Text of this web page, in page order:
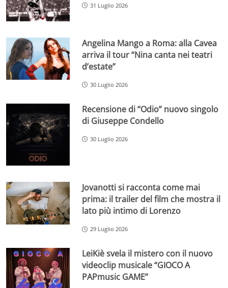
31 Luglio 2026
Angelina Mango a Roma: alla Cavea
arriva il tour “Nina canta nei teatri
d’estate”
30 Luglio 2026
Recensione di “Odio” nuovo singolo
di Giuseppe Condello
30 Luglio 2026
Jovanotti si racconta come mai
prima: il trailer del film che mostra il
lato più intimo di Lorenzo
29 Luglio 2026
LeiKiè svela il mistero con il nuovo
videoclip musicale “GIOCO A
PAPmusic GAME”